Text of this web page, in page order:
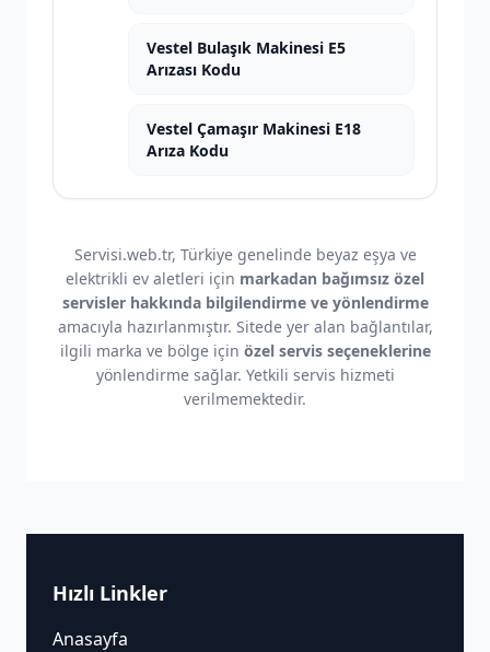
Vestel Bulaşık Makinesi E5
Arızası Kodu
Vestel Çamaşır Makinesi E18
Arıza Kodu
Servisi.web.tr, Türkiye genelinde beyaz eşya ve
elektrikli ev aletleri için markadan bağımsız özel
servisler hakkında bilgilendirme ve yönlendirme
amacıyla hazırlanmıştır. Sitede yer alan bağlantılar,
ilgili marka ve bölge için özel servis seçeneklerine
yönlendirme sağlar. Yetkili servis hizmeti
verilmemektedir.
Hızlı Linkler
Anasayfa